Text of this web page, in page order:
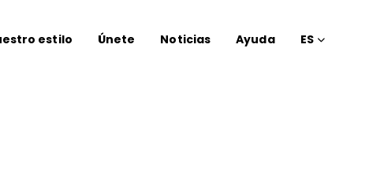
estilo Únete Noticias Ayuda ES